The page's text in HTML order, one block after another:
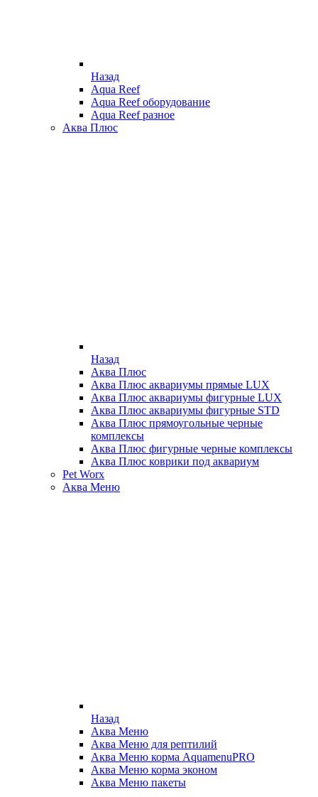
Назад
Aqua Reef
Aqua Reef оборудование
Aqua Reef разное
Аква Плюс
Назад
Аква Плюс
Аква Плюс аквариумы прямые LUX
Аква Плюс аквариумы фигурные LUX
Аква Плюс аквариумы фигурные STD
Аква Плюс прямоугольные черные
комплексы
Аква Плюс фигурные черные комплексы
Аква Плюс коврики под аквариум
Pet Worx
Аква Меню
Назад
Аква Меню
Аква Меню для рептилий
Аква Меню корма AquamenuPRO
Аква Меню корма эконом
Аква Меню пакеты